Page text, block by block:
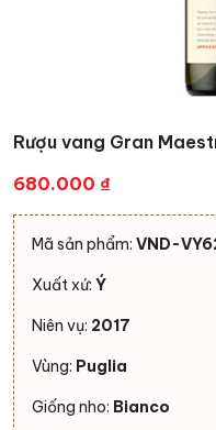
Rượu vang Gran
680.000 ₫
Mã sản phẩm: VND-
Xuất xứ: Ý
Niên vụ: 2017
Vùng: Puglia
Giống nho: Bianco